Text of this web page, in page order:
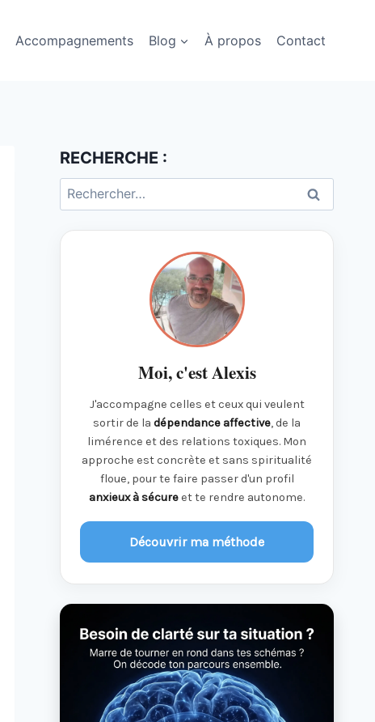
Accompagnements Blog À propos Contact
RECHERCHE :
Rechercher :
Moi, c'est Alexis
J'accompagne celles et ceux qui veulent
sortir de ladépendance affective, de la
limérence et des relations toxiques. Mon
approche est concrète et sans spiritualité
floue, pour te faire passer d'un profil
anxieux à sécureet te rendre autonome.
Découvrir ma méthode